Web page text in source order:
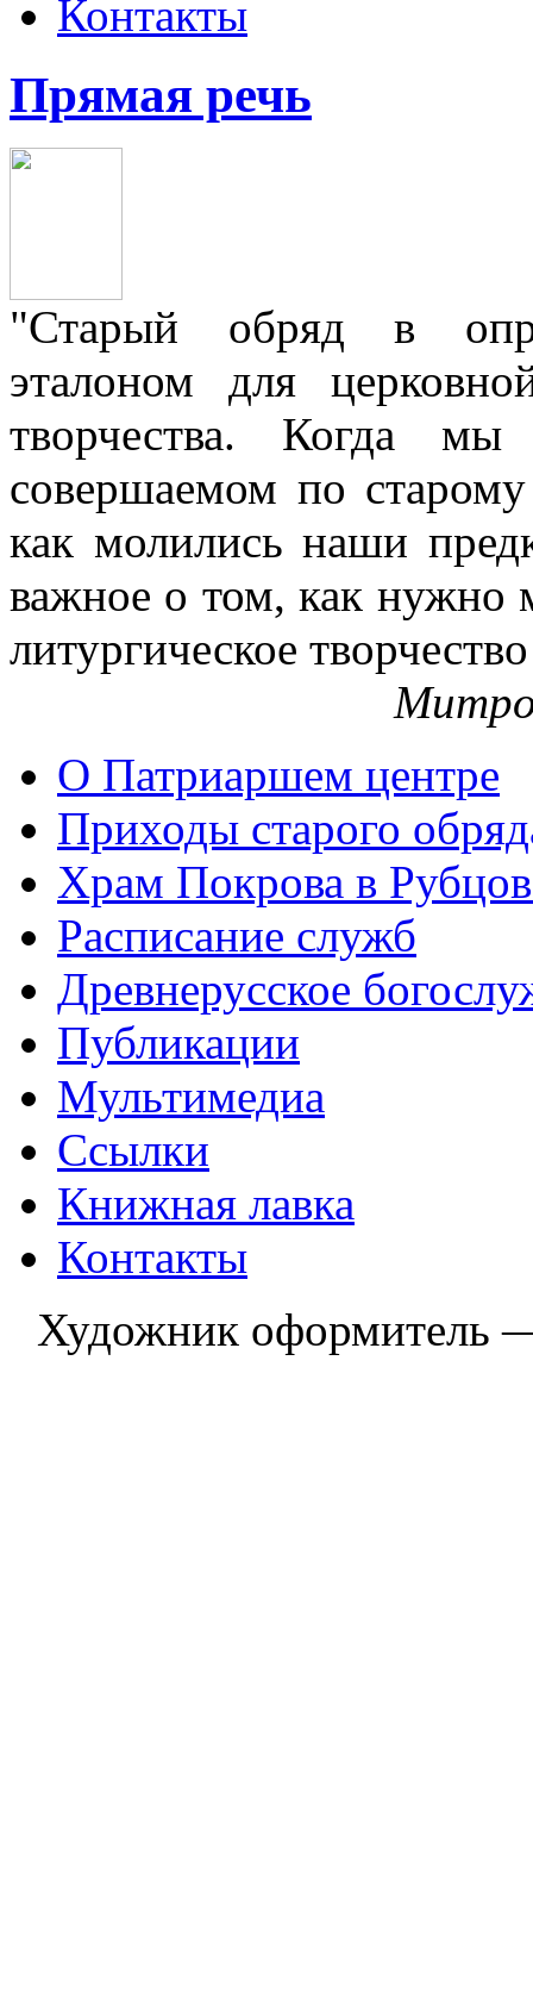
Контакты
Прямая речь
"Старый обряд в
эталоном для
творчества. Когда мы
совершаемом по
как молились наши
важное о том, как нужно
литургическое
О Патриаршем центре
Приходы старого
Храм Покрова в
Расписание служб
Древнерусское
Публикации
Мультимедиа
Ссылки
Книжная лавка
Контакты
Художник оформитель